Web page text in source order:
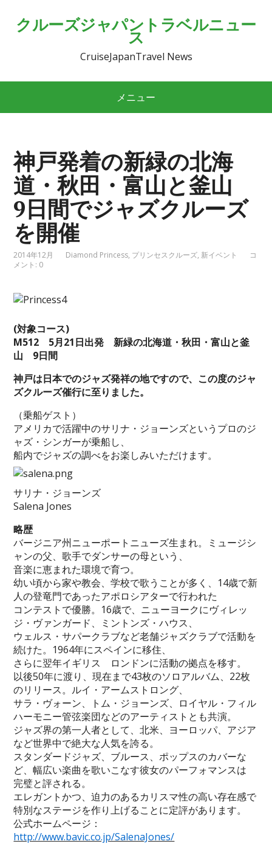
クルーズジャパントラベルニュー
ス
CruiseJapanTravel News
メニュー
神戸発着の新緑の北海
道・秋田・富山と釜山
9日間でジャズクルーズ
を開催
2014年12月 Diamond Princess, プリンセスクルーズ, 新イベント
コ
メント: 0
(対象コース)
M512 5月21日出発 新緑の北海道・秋田・富山と釜
山 9日間
神戸は日本でのジャズ発祥の地ですので、この度のジャ
ズクルーズ催行に至りました。
（乗船ゲスト）
アメリカで活躍中のサリナ・ジョーンズというプロのジ
ャズ・シンガーが乗船し、
船内でジャズの調べをお楽しみいただけます。
サリナ・ジョーンズ
Salena Jones
略歴
バージニア州ニューポートニューズ生まれ。ミュージシ
ャンの父、歌手でダンサーの母という、
音楽に恵まれた環境で育つ。
幼い頃から家や教会、学校で歌うことが多く、14歳で新
人の登竜門であったアポロシアターで行われた
コンテストで優勝。16歳で、ニューヨークにヴィレッ
ジ・ヴァンガード、ミントンズ・ハウス、
ウェルス・サパークラブなど老舗ジャズクラブで活動を
続けた。1964年にスペインに移住、
さらに翌年イギリス ロンドンに活動の拠点を移す。
以後50年に渡り、現在まで43枚のソロアルバム、22枚
のリリース。ルイ・アームストロング、
サラ・ヴォーン、トム・ジョーンズ、ロイヤル・フィル
ハーモニー管弦楽団などのアーティストとも共演。
ジャズ界の第一人者として、北米、ヨーロッパ、アジア
など世界中で絶大な人気を誇る。
スタンダードジャズ、ブルース、ポップスのカバーな
ど、幅広い楽曲を歌いこなす彼女のパーフォマンスは
完璧と評される。
エレガントかつ、迫力のあるカリスマ性の高い存在感で
特別なステージを作り上げることに定評があります。
公式ホームページ：
http://www.bavic.co.jp/SalenaJones/